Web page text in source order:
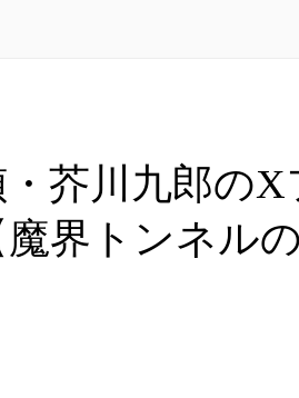
芥川九郎の
魔界トンネル